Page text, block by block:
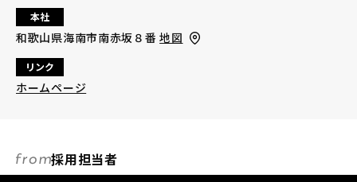
本社
和歌山県海南市南赤坂８番地図
リンク
ホームページ
採用担当者